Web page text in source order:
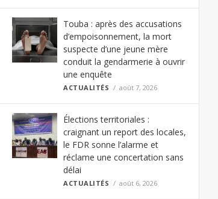
Touba : après des accusations
d’empoisonnement, la mort
suspecte d’une jeune mère
conduit la gendarmerie à ouvrir
une enquête
ACTUALITÉS août 7, 2026
Élections territoriales :
craignant un report des locales,
le FDR sonne l’alarme et
réclame une concertation sans
délai
ACTUALITÉS août 6, 2026